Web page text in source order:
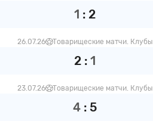
1 : 2
26.07.26 Товарищеские матчи. Клубы
2 : 1
23.07.26 Товарищеские матчи. Клубы
4 : 5